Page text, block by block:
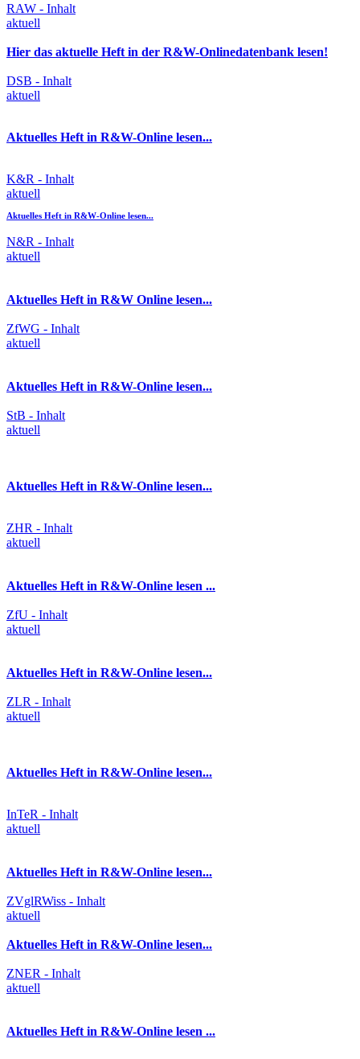
RAW - Inhalt
aktuell
Hier das aktuelle Heft in der R&W-Onlinedatenbank lesen!
DSB - Inhalt
aktuell
Aktuelles Heft in R&W-Online lesen...
K&R - Inhalt
aktuell
Aktuelles Heft in R&W-Online lesen...
N&R - Inhalt
aktuell
Aktuelles Heft in R&W Online lesen...
ZfWG - Inhalt
aktuell
Aktuelles Heft in R&W-Online lesen...
StB - Inhalt
aktuell
Aktuelles Heft in R&W-Online lesen...
ZHR - Inhalt
aktuell
Aktuelles Heft in R&W-Online lesen ...
ZfU - Inhalt
aktuell
Aktuelles Heft in R&W-Online lesen...
ZLR - Inhalt
aktuell
Aktuelles Heft in R&W-Online lesen...
InTeR - Inhalt
aktuell
Aktuelles Heft in R&W-Online lesen...
ZVglRWiss - Inhalt
aktuell
Aktuelles Heft in R&W-Online lesen...
ZNER - Inhalt
aktuell
Aktuelles Heft in R&W-Online lesen ...